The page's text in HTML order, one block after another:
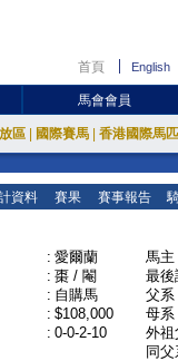
首頁 English
馬會會員
區 國際賽馬 香港國際馬
資料 賽果 賽事報告
: 愛爾蘭
: 棗 / 閹
: 自購馬
: $108,000
: 0-0-2-10
馬主
最後
父系
母系
外祖
同